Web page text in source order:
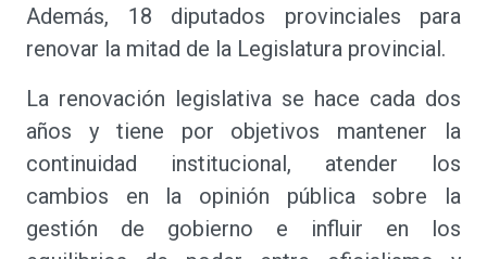
Además, 18 diputados provinciales para
renovar la mitad de la Legislatura provincial.
La renovación legislativa se hace cada dos
años y tiene por objetivos mantener la
continuidad institucional, atender los
cambios en la opinión pública sobre la
gestión de gobierno e influir en los